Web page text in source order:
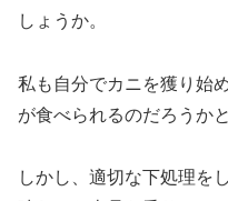
しょうか。
私も自分でカニを獲り始
が食べられるのだろうか
しかし、適切な下処理を